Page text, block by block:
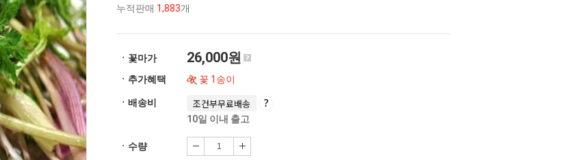
누적판매 1,883개
ㆍ꽃마가 26,000원
ㆍ추가혜택 꽃 1송이
ㆍ배송비 조건부무료배송
10일 이내 출고
ㆍ수량